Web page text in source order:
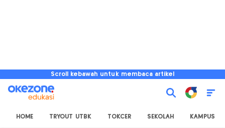
Scroll kebawah untuk membaca artikel
HOME TRYOUT UTBK TOKCER SEKOLAH KAMPUS